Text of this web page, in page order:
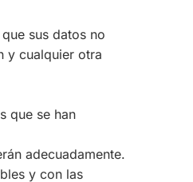
sus datos no
y cualquier otra
que se han
adecuadamente.
y con las